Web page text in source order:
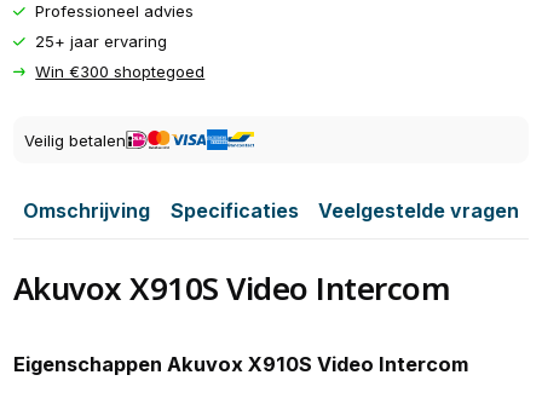
Professioneel advies
25+ jaar ervaring
Win €300 shoptegoed
Veilig betalen
Omschrijving Specificaties Veelgestelde vragen
Akuvox X910S Video Intercom
Eigenschappen Akuvox X910S Video Intercom